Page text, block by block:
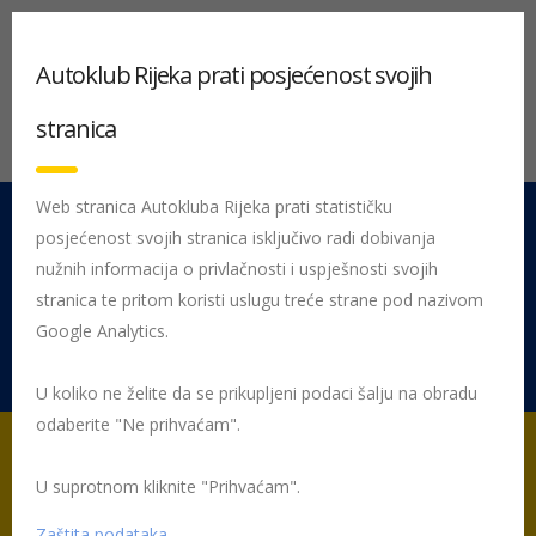
051 212 442 Centrala
Pon - Pet 08:00 - 16:00
Rujevica 9/1, 51000 Rijeka
Početna Posljednje objavljene novosti
Autoklub Rijeka prati posjećenost svojih
stranica
Web stranica Autokluba Rijeka prati statističku
posjećenost svojih stranica isključivo radi dobivanja
nužnih informacija o privlačnosti i uspješnosti svojih
stranica te pritom koristi uslugu treće strane pod nazivom
Google Analytics.
U koliko ne želite da se prikupljeni podaci šalju na obradu
odaberite "Ne prihvaćam".
U suprotnom kliknite "Prihvaćam".